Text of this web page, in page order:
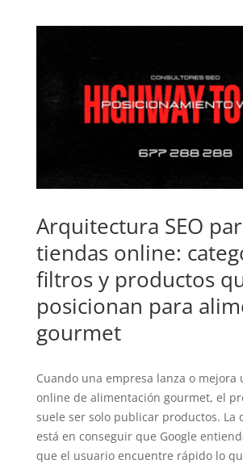
Arquitectura SEO
tiendas online:
filtros y productos
posicionan para
gourmet
Cuando una empresa lanza o mejora
online de alimentación gourmet, el
suele ser solo publicar productos. La
está en conseguir que Google
que el usuario encuentre rápido lo